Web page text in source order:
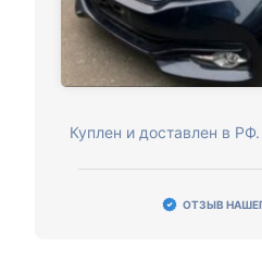
Куплен и доставлен в
ОТЗЫВ